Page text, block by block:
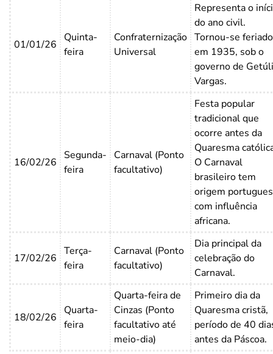
01/01/26
Quinta-
feira
Confraternização
Universal
Representa o
do ano civil.
Tornou-se feriado
em 1935, sob o
governo de
Vargas.
16/02/26
Segunda-
feira
Carnaval (Ponto
facultativo)
Festa popular
tradicional que
ocorre antes da
Quaresma
O Carnaval
brasileiro tem
origem
com influência
africana.
17/02/26
Terça-
feira
Carnaval (Ponto
facultativo)
Dia principal da
celebração do
Carnaval.
18/02/26
Quarta-
feira
Quarta-feira de
Cinzas (Ponto
facultativo até
meio-dia)
Primeiro dia da
Quaresma cristã,
período de 40
antes da Páscoa.